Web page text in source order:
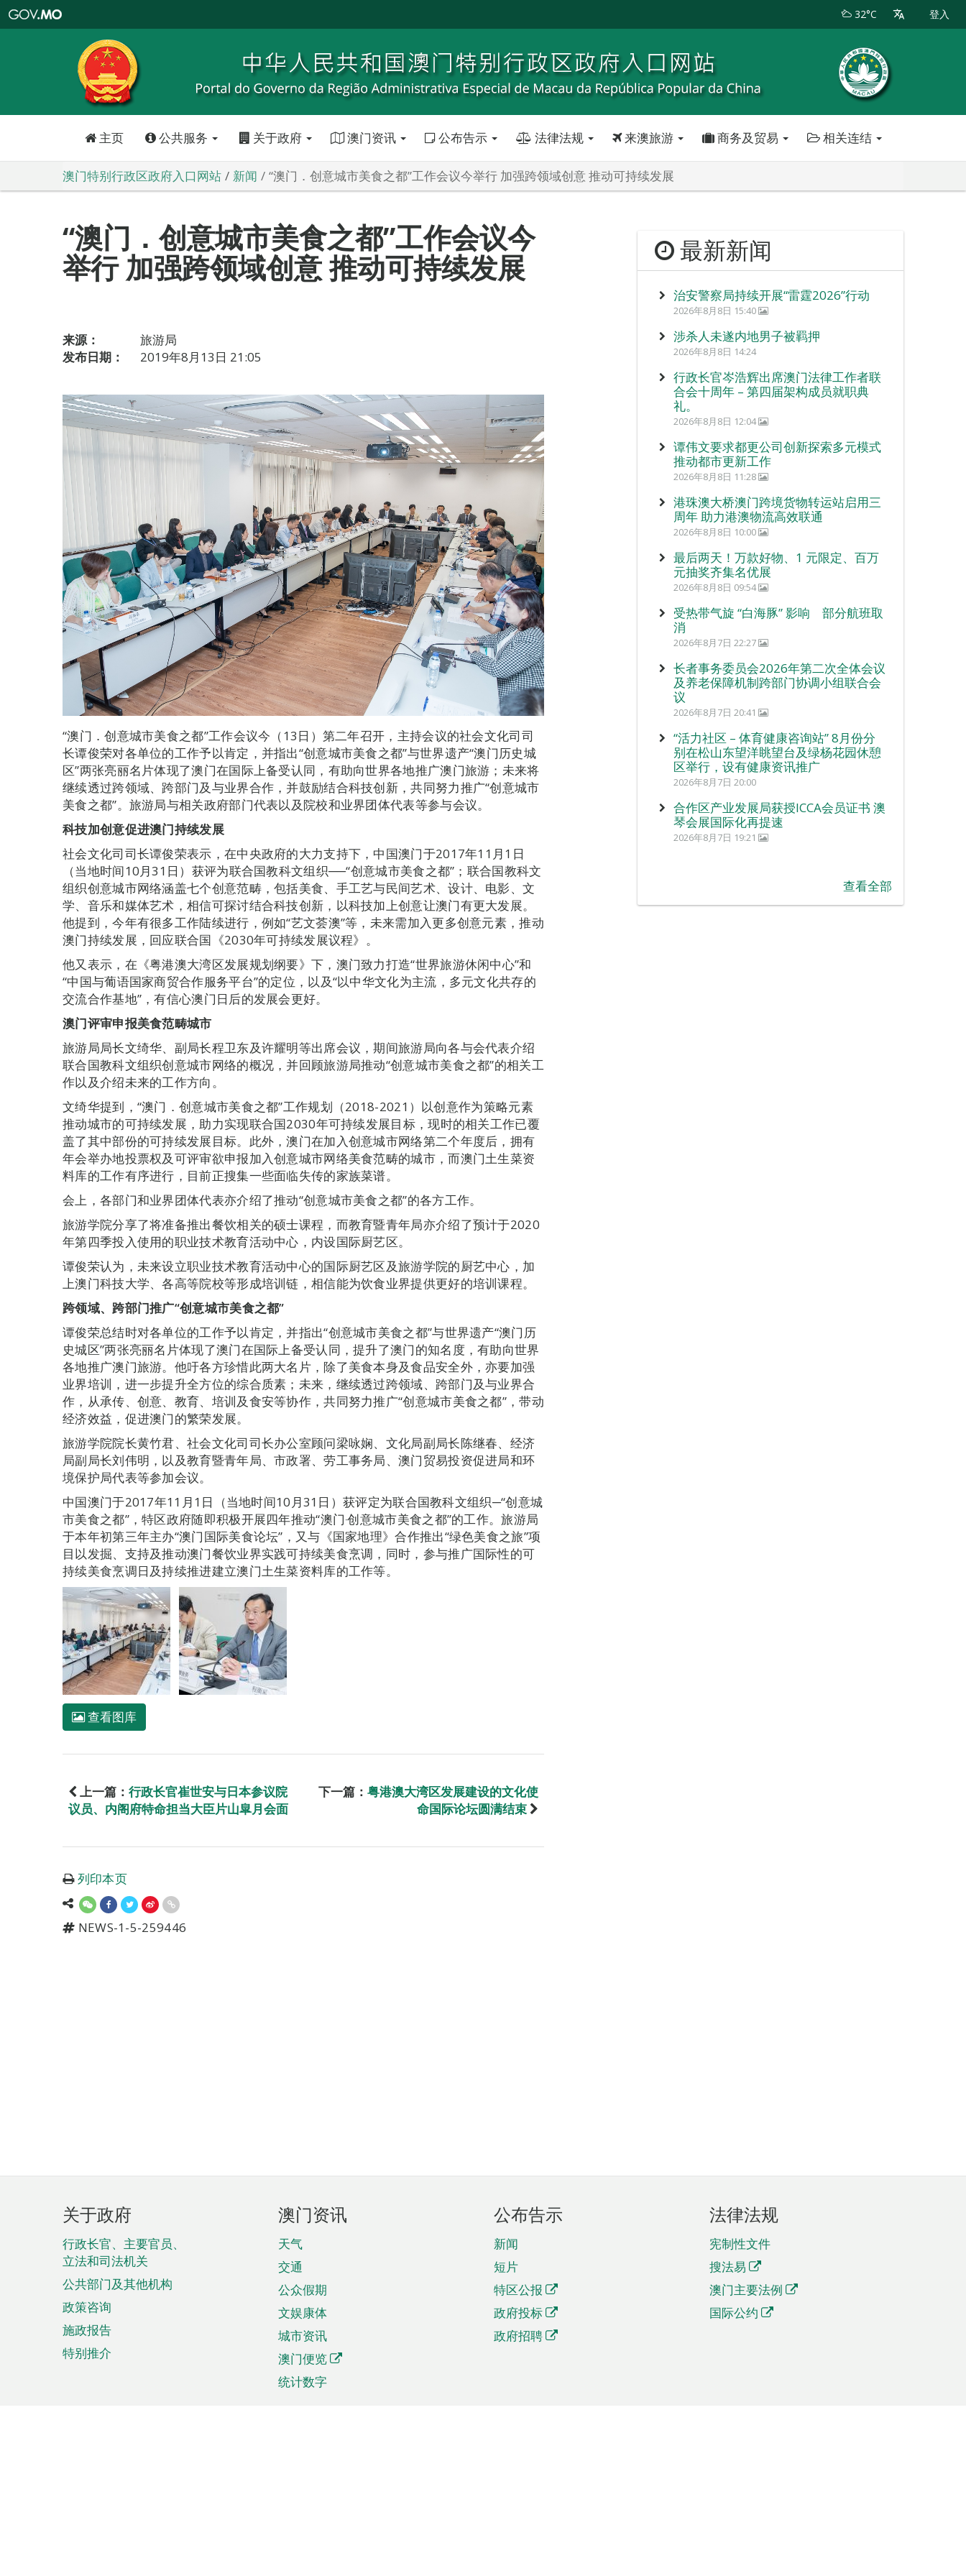
特
政
区
政
口
32°C 登入
主页 公共服务 关于政府 澳门资讯 公布告示 法律法规 来澳旅游 商务及贸易 相关连结
澳门特别行政区政府入口网站 新闻 “澳门．创意城市美食之都”工作会议今举行 加强跨领域创意 推动可持续发展
“澳门．创意城市美食之都”工作会议今
举行 加强跨领域创意 推动可持续发展
来源：
旅游局
发布日期：
2019年8月13日 21:05
“澳门．创意城市美食之都”工作会议今（13日）第二年召开，主持会议的社会文化司司
长谭俊荣对各单位的工作予以肯定，并指出“创意城市美食之都”与世界遗产“澳门历史城
区”两张亮丽名片体现了澳门在国际上备受认同，有助向世界各地推广澳门旅游；未来将
继续透过跨领域、跨部门及与业界合作，并鼓励结合科技创新，共同努力推广“创意城市
美食之都”。旅游局与相关政府部门代表以及院校和业界团体代表等参与会议。
科技加创意促进澳门持续发展
社会文化司司长谭俊荣表示，在中央政府的大力支持下，中国澳门于2017年11月1日
（当地时间10月31日）获评为联合国教科文组织──“创意城市美食之都”；联合国教科文
组织创意城市网络涵盖七个创意范畴，包括美食、手工艺与民间艺术、设计、电影、文
学、音乐和媒体艺术，相信可探讨结合科技创新，以科技加上创意让澳门有更大发展。
他提到，今年有很多工作陆续进行，例如“艺文荟澳”等，未来需加入更多创意元素，推动
澳门持续发展，回应联合国《2030年可持续发展议程》。
他又表示，在《粤港澳大湾区发展规划纲要》下，澳门致力打造“世界旅游休闲中心”和
“中国与葡语国家商贸合作服务平台”的定位，以及“以中华文化为主流，多元文化共存的
交流合作基地”，有信心澳门日后的发展会更好。
澳门评审申报美食范畴城市
旅游局局长文绮华、副局长程卫东及许耀明等出席会议，期间旅游局向各与会代表介绍
联合国教科文组织创意城市网络的概况，并回顾旅游局推动“创意城市美食之都”的相关工
作以及介绍未来的工作方向。
文绮华提到，“澳门．创意城市美食之都”工作规划（2018-2021）以创意作为策略元素
推动城市的可持续发展，助力实现联合国2030年可持续发展目标，现时的相关工作已覆
盖了其中部份的可持续发展目标。此外，澳门在加入创意城市网络第二个年度后，拥有
年会举办地投票权及可评审欲申报加入创意城市网络美食范畴的城市，而澳门土生菜资
料库的工作有序进行，目前正搜集一些面临失传的家族菜谱。
会上，各部门和业界团体代表亦介绍了推动“创意城市美食之都”的各方工作。
旅游学院分享了将准备推出餐饮相关的硕士课程，而教育暨青年局亦介绍了预计于2020
年第四季投入使用的职业技术教育活动中心，内设国际厨艺区。
谭俊荣认为，未来设立职业技术教育活动中心的国际厨艺区及旅游学院的厨艺中心，加
上澳门科技大学、各高等院校等形成培训链，相信能为饮食业界提供更好的培训课程。
跨领域、跨部门推广“创意城市美食之都”
谭俊荣总结时对各单位的工作予以肯定，并指出“创意城市美食之都”与世界遗产“澳门历
史城区”两张亮丽名片体现了澳门在国际上备受认同，提升了澳门的知名度，有助向世界
各地推广澳门旅游。他吁各方珍惜此两大名片，除了美食本身及食品安全外，亦要加强
业界培训，进一步提升全方位的综合质素；未来，继续透过跨领域、跨部门及与业界合
作，从承传、创意、教育、培训及食安等协作，共同努力推广“创意城市美食之都”，带动
经济效益，促进澳门的繁荣发展。
旅游学院院长黄竹君、社会文化司司长办公室顾问梁咏娴、文化局副局长陈继春、经济
局副局长刘伟明，以及教育暨青年局、市政署、劳工事务局、澳门贸易投资促进局和环
境保护局代表等参加会议。
中国澳门于2017年11月1日（当地时间10月31日）获评定为联合国教科文组织─“创意城
市美食之都”，特区政府随即积极开展四年推动“澳门‧创意城市美食之都”的工作。旅游局
于本年初第三年主办“澳门国际美食论坛”，又与《国家地理》合作推出“绿色美食之旅”项
目以发掘、支持及推动澳门餐饮业界实践可持续美食烹调，同时，参与推广国际性的可
持续美食烹调日及持续推进建立澳门土生菜资料库的工作等。
查看图库
上一篇： 行政长官崔世安与日本参议院
议员、内阁府特命担当大臣片山皐月会面
下一篇： 粤港澳大湾区发展建设的文化使
命国际论坛圆满结束
列印本页
NEWS-1-5-259446
最新新闻
治安警察局持续开展“雷霆2026”行动
2026年8月8日 15:40
涉杀人未遂内地男子被羁押
2026年8月8日 14:24
行政长官岑浩辉出席澳门法律工作者联
合会十周年 – 第四届架构成员就职典
礼。
2026年8月8日 12:04
谭伟文要求都更公司创新探索多元模式
推动都市更新工作
2026年8月8日 11:28
港珠澳大桥澳门跨境货物转运站启用三
周年 助力港澳物流高效联通
2026年8月8日 10:00
最后两天！万款好物、1 元限定、百万
元抽奖齐集名优展
2026年8月8日 09:54
受热带气旋 “白海豚” 影响 部分航班取
消
2026年8月7日 22:27
长者事务委员会2026年第二次全体会议
及养老保障机制跨部门协调小组联合会
议
2026年8月7日 20:41
“活力社区 – 体育健康咨询站” 8月份分
别在松山东望洋眺望台及绿杨花园休憩
区举行，设有健康资讯推广
2026年8月7日 20:00
合作区产业发展局获授ICCA会员证书 澳
琴会展国际化再提速
2026年8月7日 19:21
查看全部
页
脚
菜
单
关于政府
行政长官、主要官员、
立法和司法机关
公共部门及其他机构
政策咨询
施政报告
特别推介
澳门资讯
天气
交通
公众假期
文娱康体
城市资讯
澳门便览
统计数字
公布告示
新闻
短片
特区公报
政府投标
政府招聘
法律法规
宪制性文件
搜法易
澳门主要法例
国际公约